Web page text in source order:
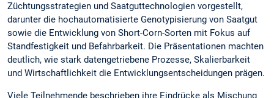
Züchtungsstrategien und Saatguttechnologien vorgestellt,
darunter die hochautomatisierte Genotypisierung von Saatgut
sowie die Entwicklung von Short-Corn-Sorten mit Fokus auf
Standfestigkeit und Befahrbarkeit. Die Präsentationen machten
deutlich, wie stark datengetriebene Prozesse, Skalierbarkeit
und Wirtschaftlichkeit die Entwicklungsentscheidungen prägen.
Viele Teilnehmende beschrieben ihre Eindrücke als Mischung